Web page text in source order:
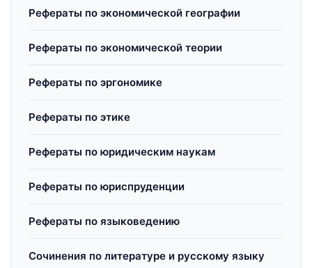
Рефераты по экономической географии
Рефераты по экономической теории
Рефераты по эргономике
Рефераты по этике
Рефераты по юридическим наукам
Рефераты по юриспруденции
Рефераты по языковедению
Сочинения по литературе и русскому языку